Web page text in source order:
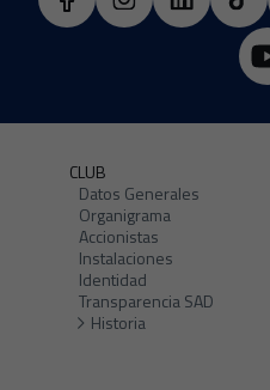
CLUB
Datos Generales
Organigrama
Accionistas
Instalaciones
Identidad
Transparencia SAD
Historia